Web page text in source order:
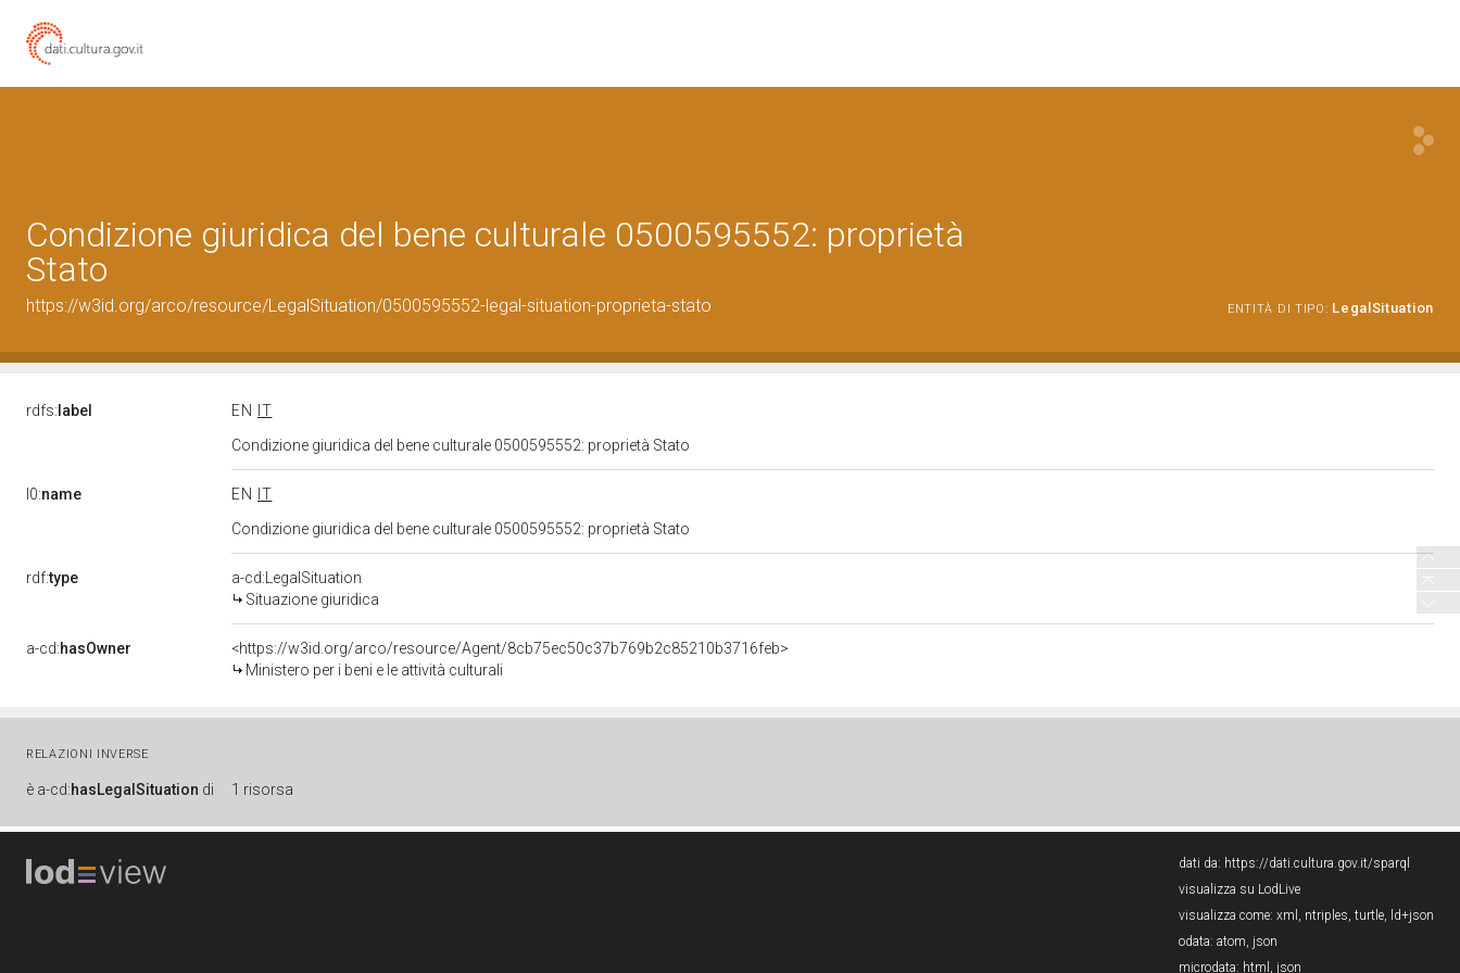
Condizione giuridica del bene culturale 0500595552: proprietà
Stato
https://w3id.org/arco/resource/LegalSituation/0500595552-legal-situation-proprieta-stato ENTITÀ DI TIPO: LegalSituation
rdfs: label EN
IT
Condizione giuridica del bene culturale 0500595552: proprietà Stato
l0:name EN
IT
Condizione giuridica del bene culturale 0500595552: proprietà Stato
rdf:type
a-cd:LegalSituation
Situazione giuridica
a-cd:hasOwner
<https://w3id.org/arco/resource/Agent/8cb75ec50c37b769b2c85210b3716feb>
Ministero per i beni e le attività culturali
RELAZIONI INVERSE
è a-cd:hasLegalSituation di 1 risorsa
dati da: https://dati.cultura.gov.it/sparql
visualizza su LodLive
visualizza come: xml , ntriples, turtle, ld+json
odata: atom, json
microdata: html , json